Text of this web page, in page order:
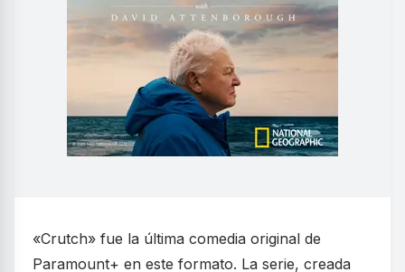
«Crutch» fue la última comedia original de
Paramount+ en este formato. La serie, creada